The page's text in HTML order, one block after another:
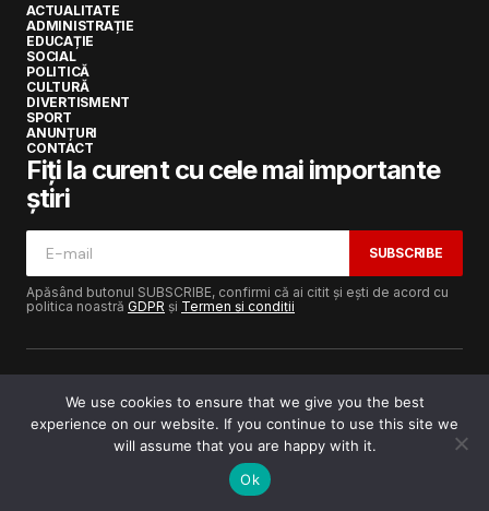
ACTUALITATE
ADMINISTRAȚIE
EDUCAȚIE
SOCIAL
POLITICĂ
CULTURĂ
DIVERTISMENT
SPORT
ANUNȚURI
CONTACT
Fiți la curent cu cele mai importante
știri
SUBSCRIBE
Apăsând butonul SUBSCRIBE, confirmi că ai citit și ești de acord cu
politica noastră GDPR și Termen și condiții
Copyright © 2017-2025Lugojeanul.ro· Toate drepturile
rezervate · Dezvoltat dePower Media FX
We use cookies to ensure that we give you the best
experience on our website. If you continue to use this site we
will assume that you are happy with it.
Ok